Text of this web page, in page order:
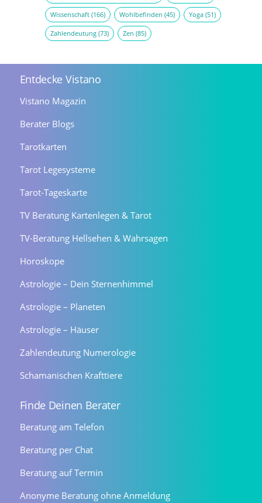
Wissenschaft(166) Wohlbefinden (45) Yoga(51)
Zahlendeutung(73) Zen (85)
Entdecke Vistano
Vistano Magazin
Berater Blogs
Tarotkarten
Tarot Legesysteme
Tarot-Tageskarte
TV Beratung Kartenlegen & Tarot
TV-Beratung Hellsehen & Wahrsagen
Horoskope
Astrologie – Dein Sternenhimmel
Astrologie – Planeten
Astrologie – Häuser
Zahlendeutung Numerologie
Schamanischen Krafttiere
Finde Deinen Berater
Beratung am Telefon
Beratung per Chat
Beratung auf Termin
Anonyme Beratung ohne Anmeldung